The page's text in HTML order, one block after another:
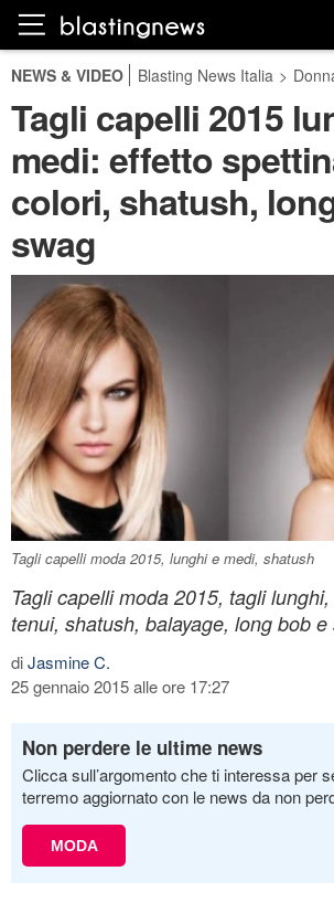
NEWS & VIDEO Blasting News Italia >
Tagli capelli 2015
medi: effetto
colori, shatush,
swag
Tagli capelli moda 2015, lunghi e medi, shatush
Tagli capelli moda 2015, tagli
tenui, shatush, balayage, long bob e
diJasmine C.
25 gennaio 2015 alle ore 17:27
Non perdere le ultime news
Clicca sull’argomento che ti interessa per
terremo aggiornato con le news da non
MODA